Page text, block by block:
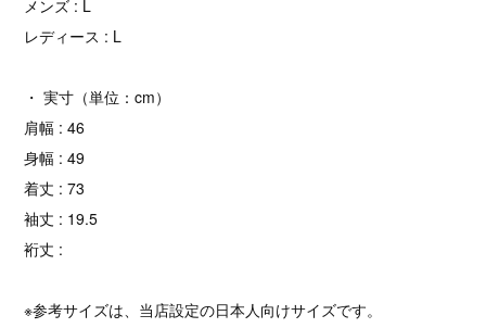
メンズ : L
レディース : L
・ 実寸（単位：cm）
肩幅 : 46
身幅 : 49
着丈 : 73
袖丈 : 19.5
裄丈 :
※参考サイズは、当店設定の日本人向けサイズです。